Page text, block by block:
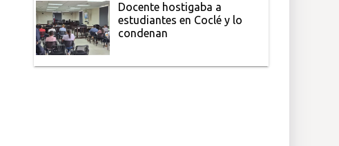
Docente hostigaba a
estudiantes en Coclé y lo
condenan